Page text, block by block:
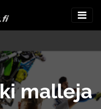
malleja